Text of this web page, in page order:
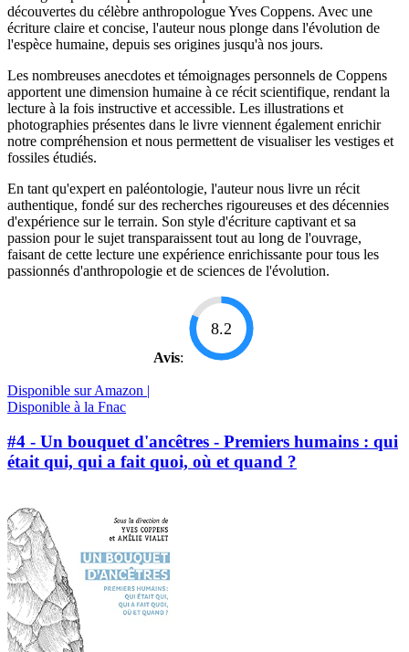
découvertes du célèbre anthropologue Yves Coppens. Avec une
écriture claire et concise, l'auteur nous plonge dans l'évolution de
l'espèce humaine, depuis ses origines jusqu'à nos jours.
Les nombreuses anecdotes et témoignages personnels de Coppens
apportent une dimension humaine à ce récit scientifique, rendant la
lecture à la fois instructive et accessible. Les illustrations et
photographies présentes dans le livre viennent également enrichir
notre compréhension et nous permettent de visualiser les vestiges et
fossiles étudiés.
En tant qu'expert en paléontologie, l'auteur nous livre un récit
authentique, fondé sur des recherches rigoureuses et des décennies
d'expérience sur le terrain. Son style d'écriture captivant et sa
passion pour le sujet transparaissent tout au long de l'ouvrage,
faisant de cette lecture une expérience enrichissante pour tous les
passionnés d'anthropologie et de sciences de l'évolution.
Avis:
8.2
Disponible sur Amazon |
Disponible à la Fnac
#4 - Un bouquet d'ancêtres - Premiers humains : qui
était qui, qui a fait quoi, où et quand ?